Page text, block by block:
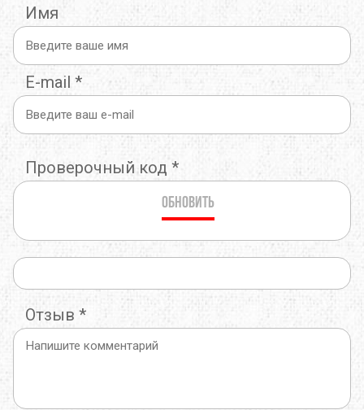
Имя
E-mail *
Проверочный код *
Обновить
Отзыв *